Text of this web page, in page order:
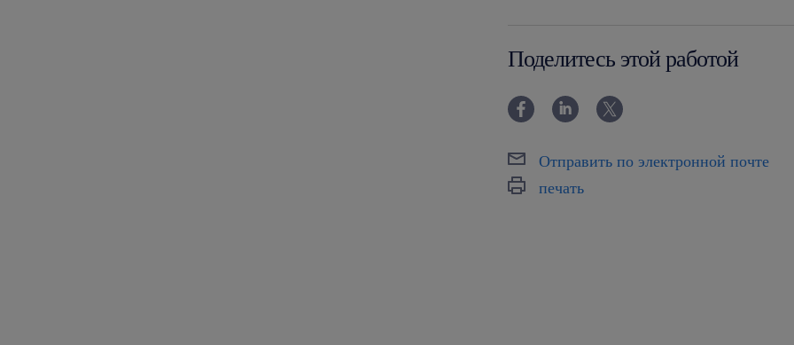
Поделитесь этой работой
Отправить по электронной почте
печать